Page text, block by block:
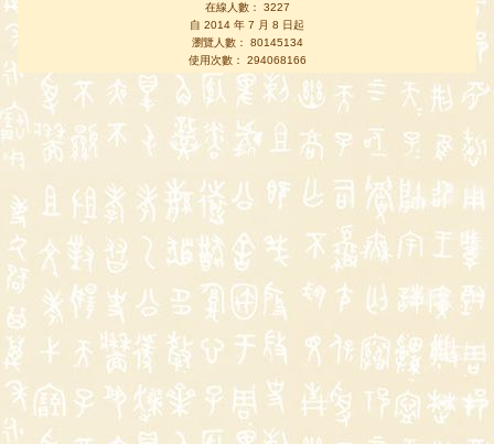
在線人數： 3227
自 2014 年 7 月 8 日起
瀏覽人數： 80145134
使用次數： 294068166